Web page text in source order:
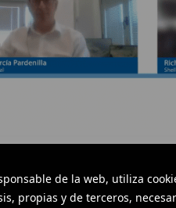
de la web, utiliza
propias y de terceros,